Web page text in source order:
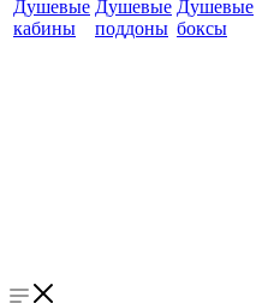
Душевые
кабины
Душевые
поддоны
Душевые
боксы